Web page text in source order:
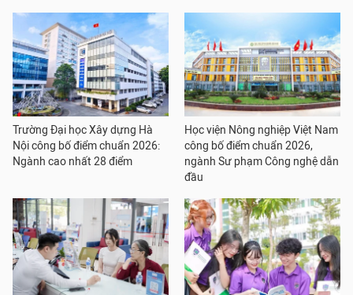
Trường Đại học Xây dựng Hà
Nội công bố điểm chuẩn 2026:
Ngành cao nhất 28 điểm
Học viện Nông nghiệp Việt Nam
công bố điểm chuẩn 2026,
ngành Sư phạm Công nghệ dẫn
đầu